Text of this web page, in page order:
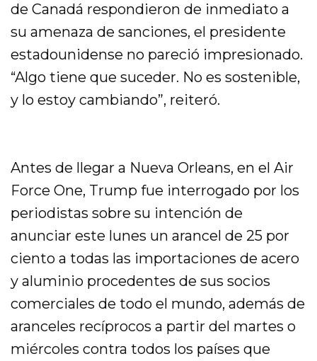
de Canadá respondieron de inmediato a
su amenaza de sanciones, el presidente
estadounidense no pareció impresionado.
“Algo tiene que suceder. No es sostenible,
y lo estoy cambiando”, reiteró.
Antes de llegar a Nueva Orleans, en el Air
Force One, Trump fue interrogado por los
periodistas sobre su intención de
anunciar este lunes un arancel de 25 por
ciento a todas las importaciones de acero
y aluminio procedentes de sus socios
comerciales de todo el mundo, además de
aranceles recíprocos a partir del martes o
miércoles contra todos los países que